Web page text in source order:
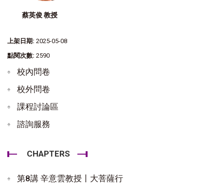
蔡英俊 教授
上架日期: 2025-05-08
點閱次數: 2590
校內問卷
校外問卷
課程討論區
諮詢服務
CHAPTERS
第8講 辛意雲教授〡大菩薩行